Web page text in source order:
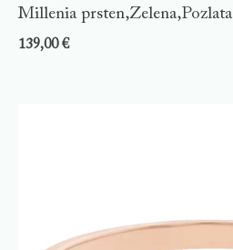
Millenia prsten,Zelena,Pozlata
139,00€